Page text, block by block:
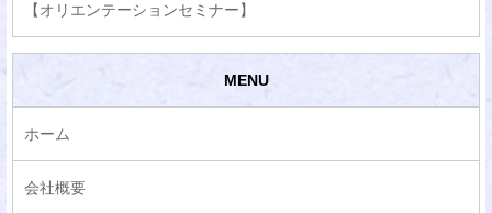
【オリエンテーションセミナー】
MENU
ホーム
会社概要